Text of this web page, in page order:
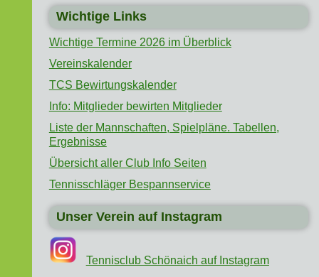
Wichtige Links
Wichtige Termine 2026 im Überblick
Vereinskalender
TCS Bewirtungskalender
Info: Mitglieder bewirten Mitglieder
Liste der Mannschaften, Spielpläne. Tabellen,
Ergebnisse
Übersicht aller Club Info Seiten
Tennisschläger Bespannservice
Unser Verein auf Instagram
Tennisclub Schönaich auf Instagram